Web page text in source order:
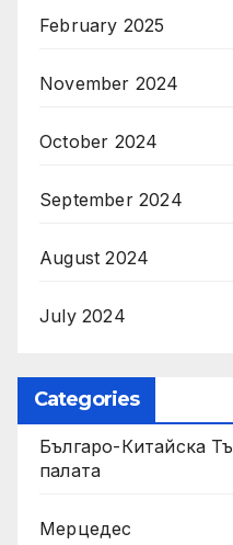
February 2025
November 2024
October 2024
September 2024
August 2024
July 2024
Categories
Българо-Китайска
палaта
Мерцедес